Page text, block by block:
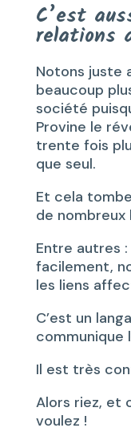
C’est
relations
Notons juste
beaucoup
société
Provine le
trente fois
que seul.
Et cela
de nombreux
Entre autres
facilement,
les liens
C’est un
communique
Il est très
Alors riez, et
voulez !